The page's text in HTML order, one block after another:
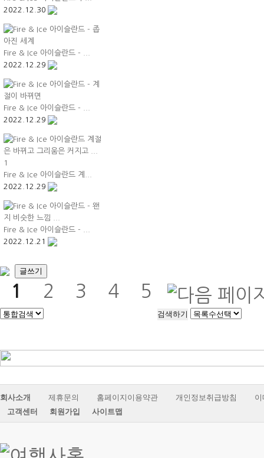
2022.12.30
Fire & Ice 아이슬란드 - ...
2022.12.29
Fire & Ice 아이슬란드 - ...
2022.12.29
Fire & Ice 아이슬란드 계...
2022.12.29
Fire & Ice 아이슬란드 - ...
2022.12.21
글쓰기
1 2 3 4 5
회사소개 제휴문의 홈페이지이용약관 개인정보취급방침
고객센터
회원가입 사이트맵